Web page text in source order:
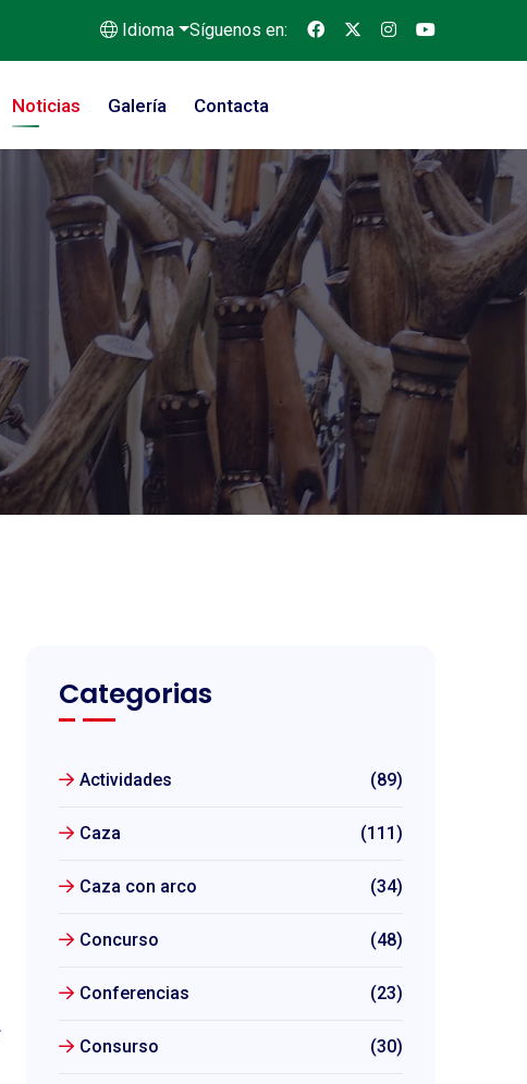
Idioma Síguenos en:
Noticias Galería Contacta
Categorias
Actividades (89)
Caza (111)
Caza con arco (34)
Concurso (48)
Conferencias (23)
Consurso (30)